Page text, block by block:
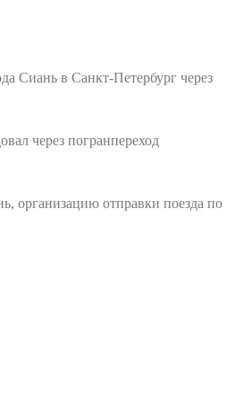
Сиань в Санкт-Петербург через
через погранпереход
организацию отправки поезда по